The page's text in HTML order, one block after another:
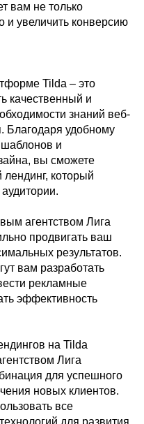
вам не только
и увеличить конверсию
Tilda – это
качественный и
знаний веб-
Благодаря удобному
и
вы сможете
который
агентством Лига
продвигать ваш
результатов.
вам разработать
рекламные
эффективность
на Tilda
Лига
для успешного
новых клиентов.
все